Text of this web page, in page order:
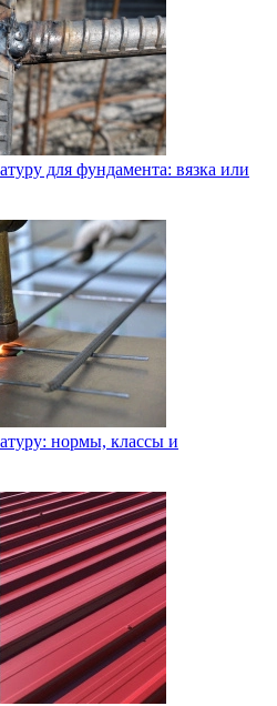
для фундамента: вязка или
нормы, классы и